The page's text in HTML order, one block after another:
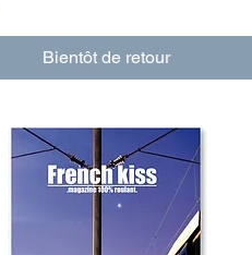
Bientôt de retour